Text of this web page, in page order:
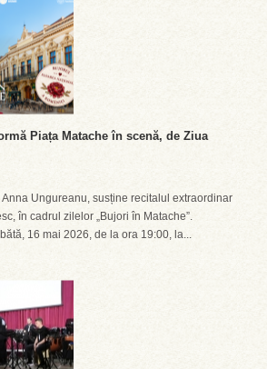
Piața Matache în scenă, de Ziua
Ungureanu, susține recitalul extraordinar
în cadrul zilelor „Bujori în Matache”.
16 mai 2026, de la ora 19:00, la...